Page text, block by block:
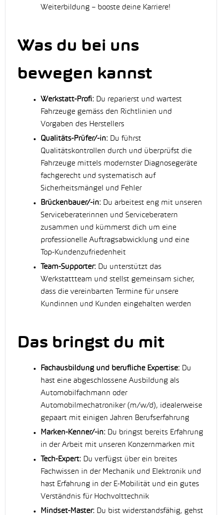
Weiterbildung – booste deine Karriere!
Was du bei uns
bewegen kannst
Werkstatt-Profi: Du reparierst und wartest
Fahrzeuge gemäss den Richtlinien und
Vorgaben des Herstellers
Qualitäts-Prüfer/-in:
Du führst
Qualitätskontrollen durch und überprüfst die
Fahrzeuge mittels modernster Diagnosegeräte
fachgerecht und systematisch auf
Sicherheitsmängel und Fehler
Brückenbauer/-in: Du arbeitest eng mit unseren
Serviceberaterinnen und Serviceberatern
zusammen und kümmerst dich um eine
professionelle Auftragsabwicklung und eine
Top-Kundenzufriedenheit
Team-Supporter:
Du unterstützt das
Werkstattteam und stellst gemeinsam sicher,
dass die vereinbarten Termine für unsere
Kundinnen und Kunden eingehalten werden
Das bringst du mit
Fachausbildung und berufliche Expertise:
Du
hast eine abgeschlossene Ausbildung als
Automobilfachmann oder
Automobilmechatroniker (m/w/d), idealerweise
gepaart mit einigen Jahren Berufserfahrung
Marken-Kenner/-in: Du bringst bereits Erfahrung
in der Arbeit mit unseren Konzernmarken mit
Tech-Expert:
Du verfügst über ein breites
Fachwissen in der Mechanik und Elektronik und
hast Erfahrung in der E-Mobilität und ein gutes
Verständnis für Hochvolttechnik
Mindset-Master:
Du bist widerstandsfähig, gehst